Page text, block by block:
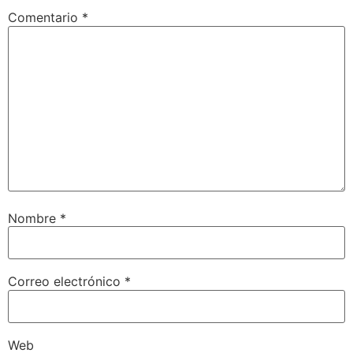
Comentario *
Nombre *
Correo electrónico *
Web